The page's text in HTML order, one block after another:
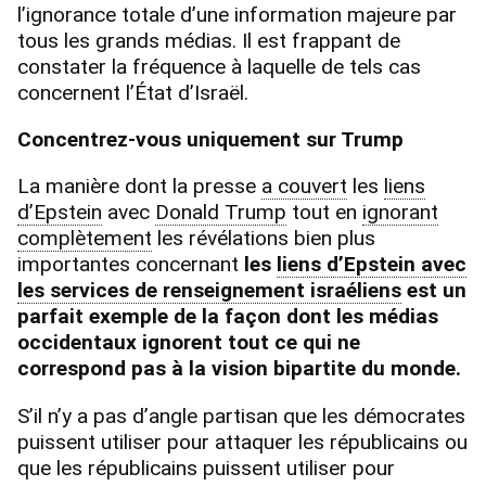
l’ignorance totale d’une information majeure par
tous les grands médias. Il est frappant de
constater la fréquence à laquelle de tels cas
concernent l’État d’Israël.
Concentrez-vous uniquement sur Trump
La manière dont la presse a couvert les liens
d’Epstein avec Donald Trump tout en ignorant
complètement les révélations bien plus
importantes concernant les liens d’Epstein avec
les services de renseignement israéliens est un
parfait exemple de la façon dont les médias
occidentaux ignorent tout ce qui ne
correspond pas à la vision bipartite du monde.
S’il n’y a pas d’angle partisan que les démocrates
puissent utiliser pour attaquer les républicains ou
que les républicains puissent utiliser pour